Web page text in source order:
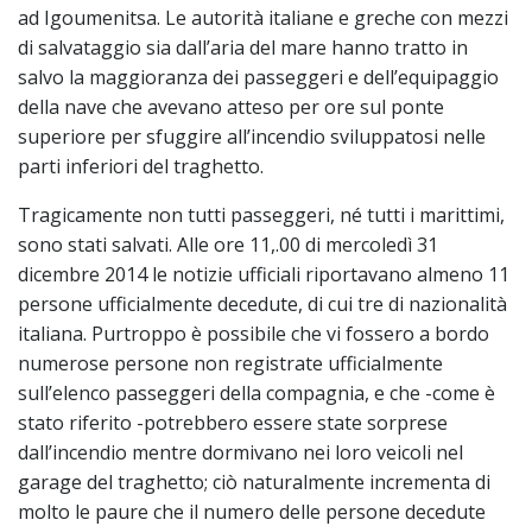
ad Igoumenitsa. Le autorità italiane e greche con mezzi
di salvataggio sia dall’aria del mare hanno tratto in
salvo la maggioranza dei passeggeri e dell’equipaggio
della nave che avevano atteso per ore sul ponte
superiore per sfuggire all’incendio sviluppatosi nelle
parti inferiori del traghetto.
Tragicamente non tutti passeggeri, né tutti i marittimi,
sono stati salvati. Alle ore 11,.00 di mercoledì 31
dicembre 2014 le notizie ufficiali riportavano almeno 11
persone ufficialmente decedute, di cui tre di nazionalità
italiana. Purtroppo è possibile che vi fossero a bordo
numerose persone non registrate ufficialmente
sull’elenco passeggeri della compagnia, e che -come è
stato riferito -potrebbero essere state sorprese
dall’incendio mentre dormivano nei loro veicoli nel
garage del traghetto; ciò naturalmente incrementa di
molto le paure che il numero delle persone decedute